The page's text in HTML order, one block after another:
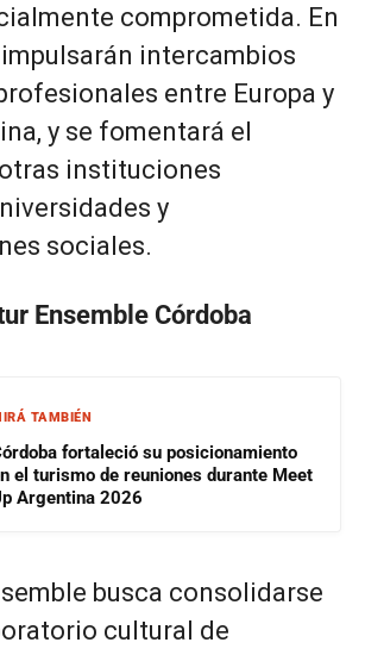
comprometida. En
intercambios
entre Europa y
y se fomentará el
instituciones
y
sociales.
Ensemble Córdoba
TAMBIÉN
fortaleció su posicionamiento
el turismo de reuniones durante Meet
Argentina 2026
busca consolidarse
cultural de